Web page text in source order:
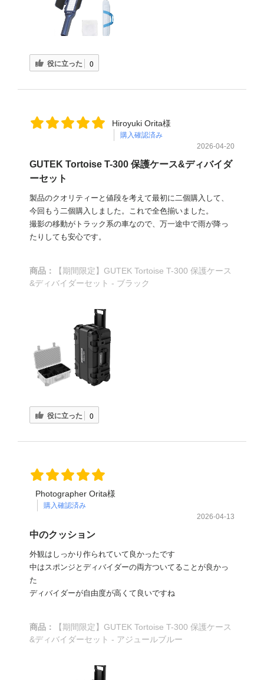
役に立った 0
Hiroyuki Orita様
購入確認済み
2026-04-20
GUTEK Tortoise T-300 保護ケース&ディバイダ
ーセット
製品のクオリティーと値段を考えて最初に二個購入して、
今回もう二個購入しました。これで全色揃いました。
撮影の移動がトラック系の車なので、万一途中で雨が降っ
たりしても安心です。
商品：
【期間限定】GUTEK Tortoise T-300 保護ケース
&ディバイダーセット - ブラック
役に立った 0
Photographer Orita様
購入確認済み
2026-04-13
中のクッション
外観はしっかり作られていて良かったです
中はスポンジとディバイダーの両方ついてることが良かっ
た
ディバイダーが自由度が高くて良いですね
商品：
【期間限定】GUTEK Tortoise T-300 保護ケース
&ディバイダーセット - アジュールブルー